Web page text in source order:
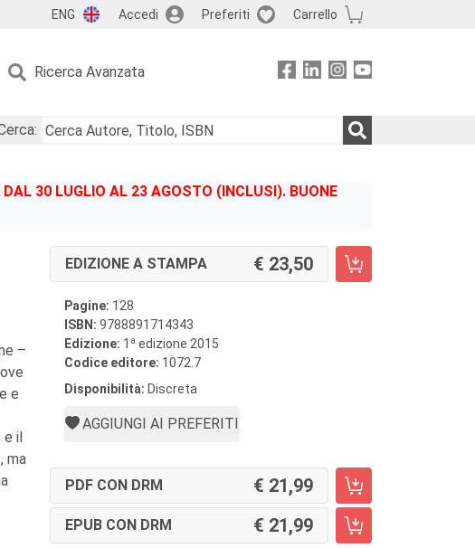
ENG Accedi Preferiti Carrello
Ricerca Avanzata
30 LUGLIO AL 23 AGOSTO (INCLUSI). BUONE
–
e
e il
ma
EDIZIONE A STAMPA 23,50
Pagine: 128
ISBN: 9788891714343
Edizione: 1 a edizione 2015
Codice editore: 1072.7
Disponibilità: Discreta
AGGIUNGI AI PREFERITI
PDF CON DRM 21,99
EPUB CON DRM 21,99